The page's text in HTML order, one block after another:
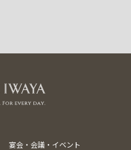
宴会・会議・イベント